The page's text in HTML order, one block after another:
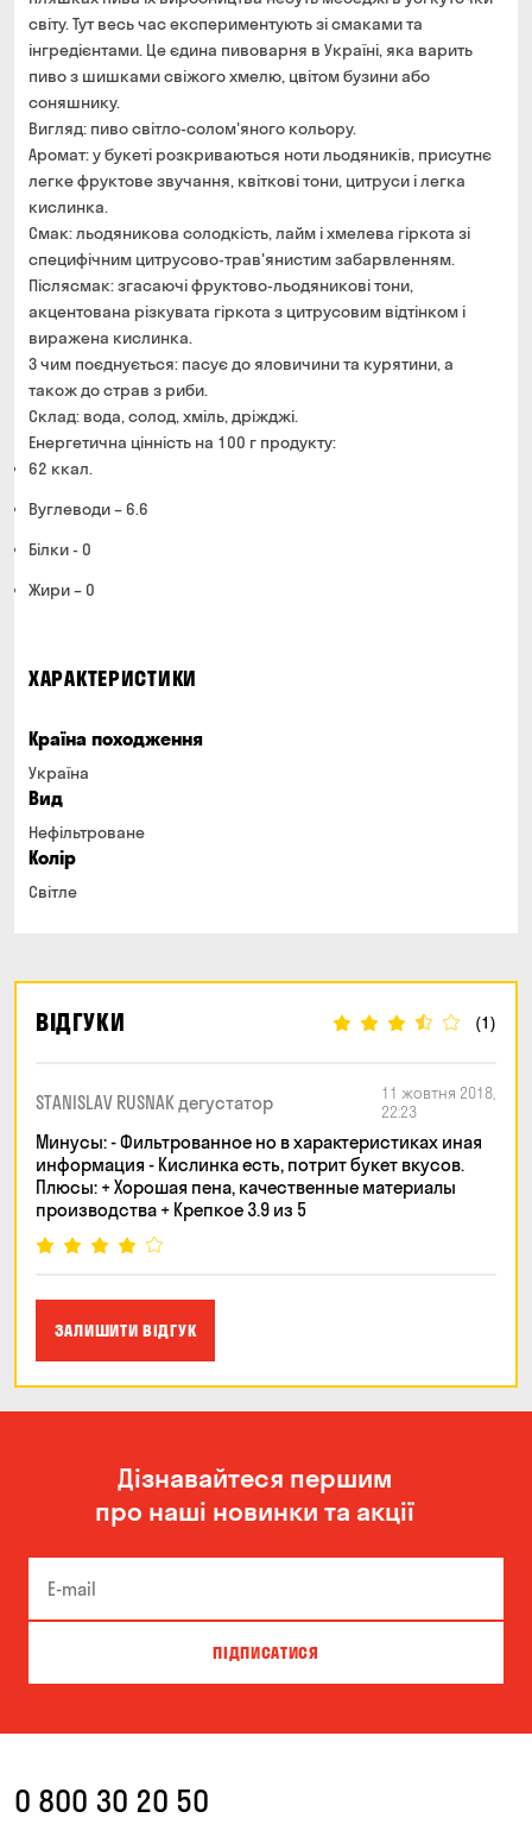
світу. Тут весь час експериментують зі смаками та
інгредієнтами. Це єдина пивоварня в Україні, яка варить
пиво з шишками свіжого хмелю, цвітом бузини або
соняшнику.
Вигляд: пиво світло-солом'яного кольору.
Аромат: у букеті розкриваються ноти льодяників, присутнє
легке фруктове звучання, квіткові тони, цитруси і легка
кислинка.
Смак: льодяникова солодкість, лайм і хмелева гіркота зі
специфічним цитрусово-трав'янистим забарвленням.
Післясмак: згасаючі фруктово-льодяникові тони,
акцентована різкувата гіркота з цитрусовим відтінком і
виражена кислинка.
З чим поєднується: пасує до яловичини та курятини, а
також до страв з риби.
Склад: вода, солод, хміль, дріжджі.
Енергетична цінність на 100 г продукту:
62 ккал.
Вуглеводи – 6.6
Білки - 0
Жири – 0
ХАРАКТЕРИСТИКИ
Країна походження
Україна
Вид
Нефільтроване
Колір
Світле
ВІДГУКИ (1)
STANISLAV RUSNAK дегустатор
11 жовтня 2018,
22:23
Минусы: - Фильтрованное но в характеристиках иная
информация - Кислинка есть, потрит букет вкусов.
Плюсы: + Хорошая пена, качественные материалы
производства + Крепкое 3.9 из 5
ЗАЛИШИТИ ВІДГУК
Дізнавайтеся першим
про наші новинки та акції
ПІДПИСАТИСЯ
0 800 30 20 50